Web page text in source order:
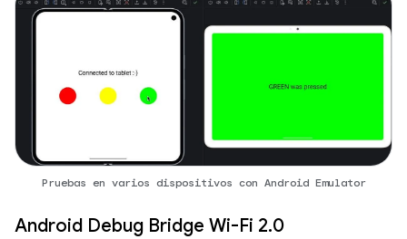
Pruebas en varios dispositivos con Android Emulator
Android Debug Bridge Wi-Fi 2.0